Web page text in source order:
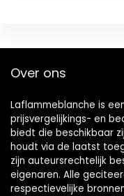
Over ons
Laflammeblanche is
prijsvergelijkings- en
biedt die beschikbaar
houdt via de laatst
zijn auteursrechtelijk
eigenaren. Alle
respectievelijke